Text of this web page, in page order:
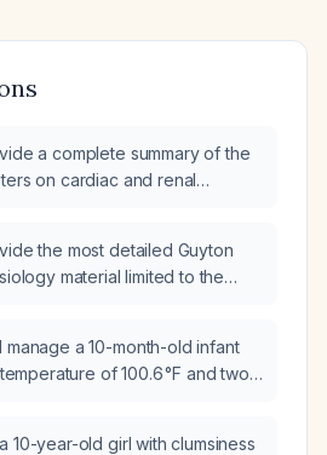
a complete summary of the
on cardiac and renal
the most detailed Guyton
material limited to the
manage a 10-month-old infant
of 100.6 °F and two
10-year-old girl with clumsiness